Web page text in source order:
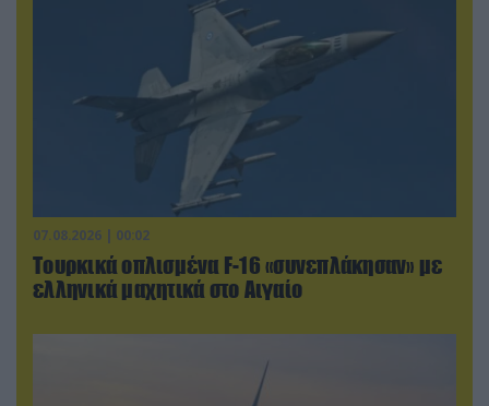
07.08.2026 | 00:02
Τουρκικά οπλισμένα F-16 «συνεπλάκησαν» με
ελληνικά μαχητικά στο Αιγαίο